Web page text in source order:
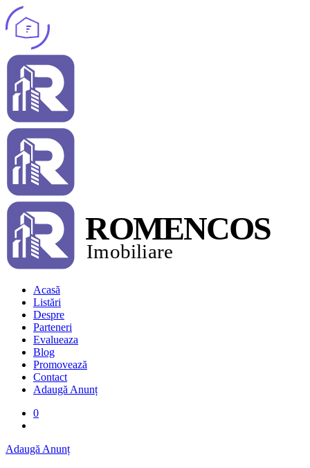
Acasă
Listări
Despre
Parteneri
Evalueaza
Blog
Promovează
Contact
Adaugă Anunț
0
Adaugă Anunț